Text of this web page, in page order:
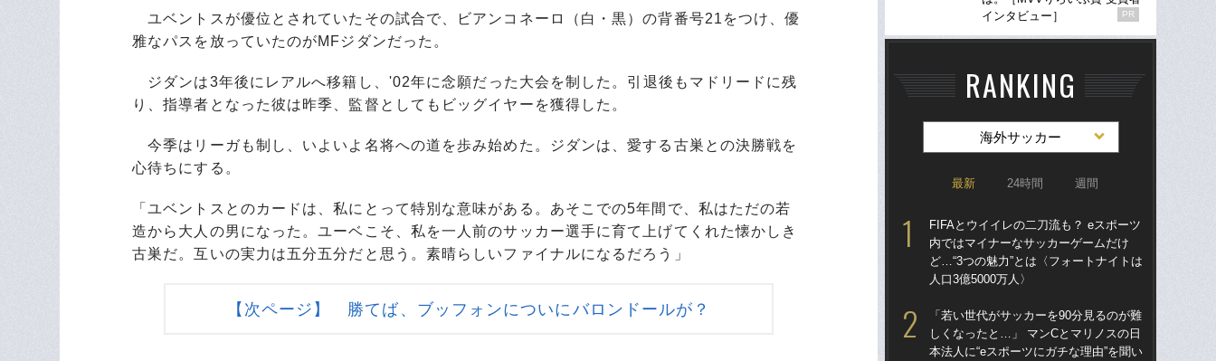
ユベントスが優位とされていたその試合で、ビアンコネーロ（白・黒）の背番号21をつけ、優
雅なパスを放っていたのがMFジダンだった。
ジダンは3年後にレアルへ移籍し、'02年に念願だった大会を制した。引退後もマドリードに残
り、指導者となった彼は昨季、監督としてもビッグイヤーを獲得した。
今季はリーガも制し、いよいよ名将への道を歩み始めた。ジダンは、愛する古巣との決勝戦を
心待ちにする。
「ユベントスとのカードは、私にとって特別な意味がある。あそこでの5年間で、私はただの若
造から大人の男になった。ユーベこそ、私を一人前のサッカー選手に育て上げてくれた懐かしき
古巣だ。互いの実力は五分五分だと思う。素晴らしいファイナルになるだろう」
【次ページ】 勝てば、ブッフォンについにバロンドールが？
インタビュー］
PR
RANKING
海外サッカー
最新 24時間 週間
FIFAとウイイレの二刀流も？ eスポーツ
内ではマイナーなサッカーゲームだけ
ど…“3つの魅力”とは〈フォートナイトは
人口3億5000万人〉
「若い世代がサッカーを90分見るのが難
しくなったと…」 マンCとマリノスの日
本法人に“eスポーツにガチな理由”を聞い